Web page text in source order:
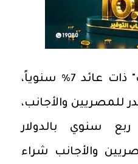
كما أن شهادة "إيليت" ذات عائد 7% سنوياً،
والأجانب،
سنوي بالدولار
والأجانب شراء